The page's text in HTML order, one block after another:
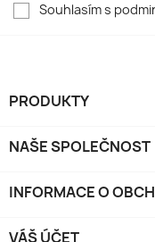
Souhlasím s
PRODUKTY
NAŠE SPOLEČNOST
INFORMACE O
VÁŠ ÚČET